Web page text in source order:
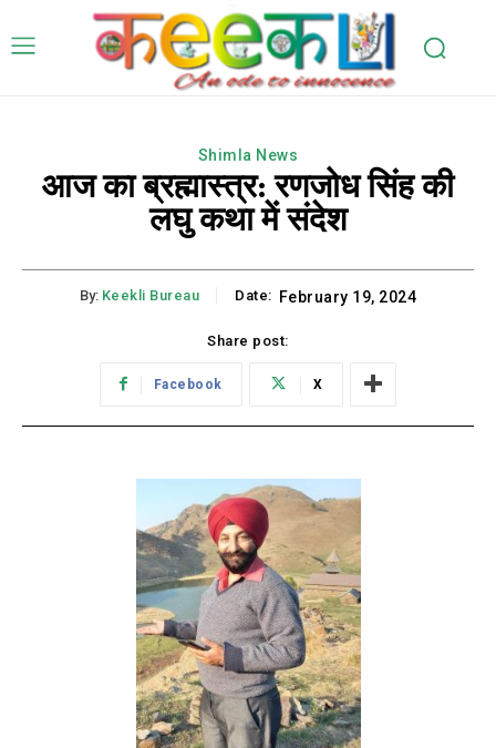
Shimla News
आज का ब्रह्मास्त्र: रणजोध सिंह की
लघु कथा में संदेश
By: Keekli Bureau Date: February 19, 2024
Share post:
Facebook X